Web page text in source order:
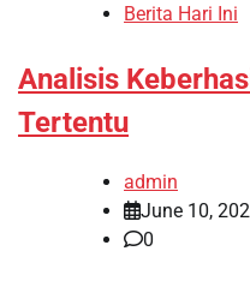
Berita Hari Ini
Analisis
Tertentu
admin
June 10,
0